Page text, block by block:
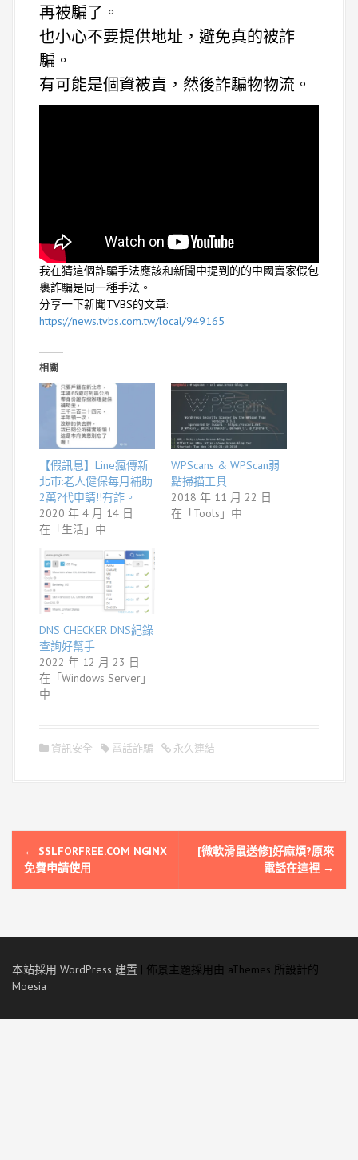
再被騙了。
也小心不要提供地址，避免真的被詐
騙。
有可能是個資被賣，然後詐騙物物流。
我在猜這個詐騙手法應該和新聞中提到的的中國賣家假包
裹詐騙是同一種手法。
分享一下新聞TVBS的文章:
https://news.tvbs.com.tw/local/949165
相關
【假訊息】Line瘋傳新
北市:老人健保每月補助
2萬?代申請!!有詐。
2020 年 4 月 14 日
在「生活」中
WPScans & WPScan弱
點掃描工具
2018 年 11 月 22 日
在「Tools」中
DNS CHECKER DNS紀錄
查詢好幫手
2022 年 12 月 23 日
在「Windows Server」
中
資訊安全 電話詐騙 永久連結
文
章
覽
← SSLFORFREE.COM NGINX
免費申請使用
[微軟滑鼠送修]好麻煩?原來
電話在這裡 →
本站採用 WordPress 建置 | 佈景主題採用由 aThemes 所設計的
Moesia